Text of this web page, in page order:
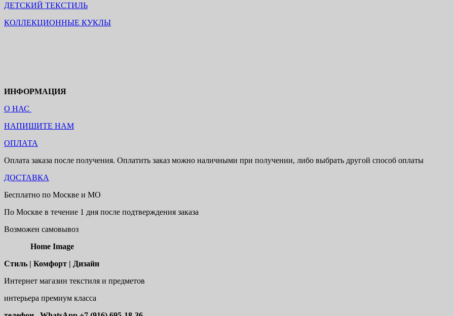
ДЕТСКИЙ ТЕКСТИЛЬ
КОЛЛЕКЦИОННЫЕ КУКЛЫ
ИНФОРМАЦИЯ
О НАС
НАПИШИТЕ НАМ
ОПЛАТА
Оплата заказа после получения. Оплатить заказ можно наличными при получении, либо выбрать другой способ оплаты
ДОСТАВКА
Бесплатно по Москве и МО
По Москве в течение 1 дня после подтверждения заказа
Возможен самовывоз
Home Image
Стиль | Комфорт | Дизайн
Интернет магазин текстиля и предметов
интерьера премиум класса